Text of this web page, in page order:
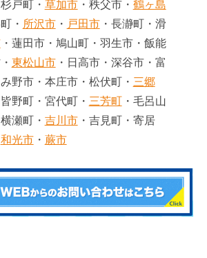
戸町・ 草加市・秩父市・ 鶴ヶ島
・ 所沢市・ 戸田市・長瀞町・滑
・蓮田市・鳩山町・羽生市・飯能
東松山市・日高市・深谷市・富
野市・本庄市・松伏町・ 三郷
野町・宮代町・ 三芳町・毛呂山
瀬町・ 吉川市・吉見町・寄居
和光市・ 蕨市